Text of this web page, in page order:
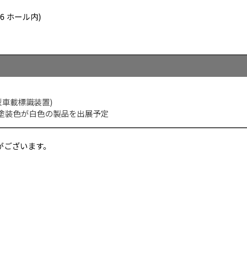
ホール内)
載標識装置)
色が白色の製品を出展予定
ざいます。